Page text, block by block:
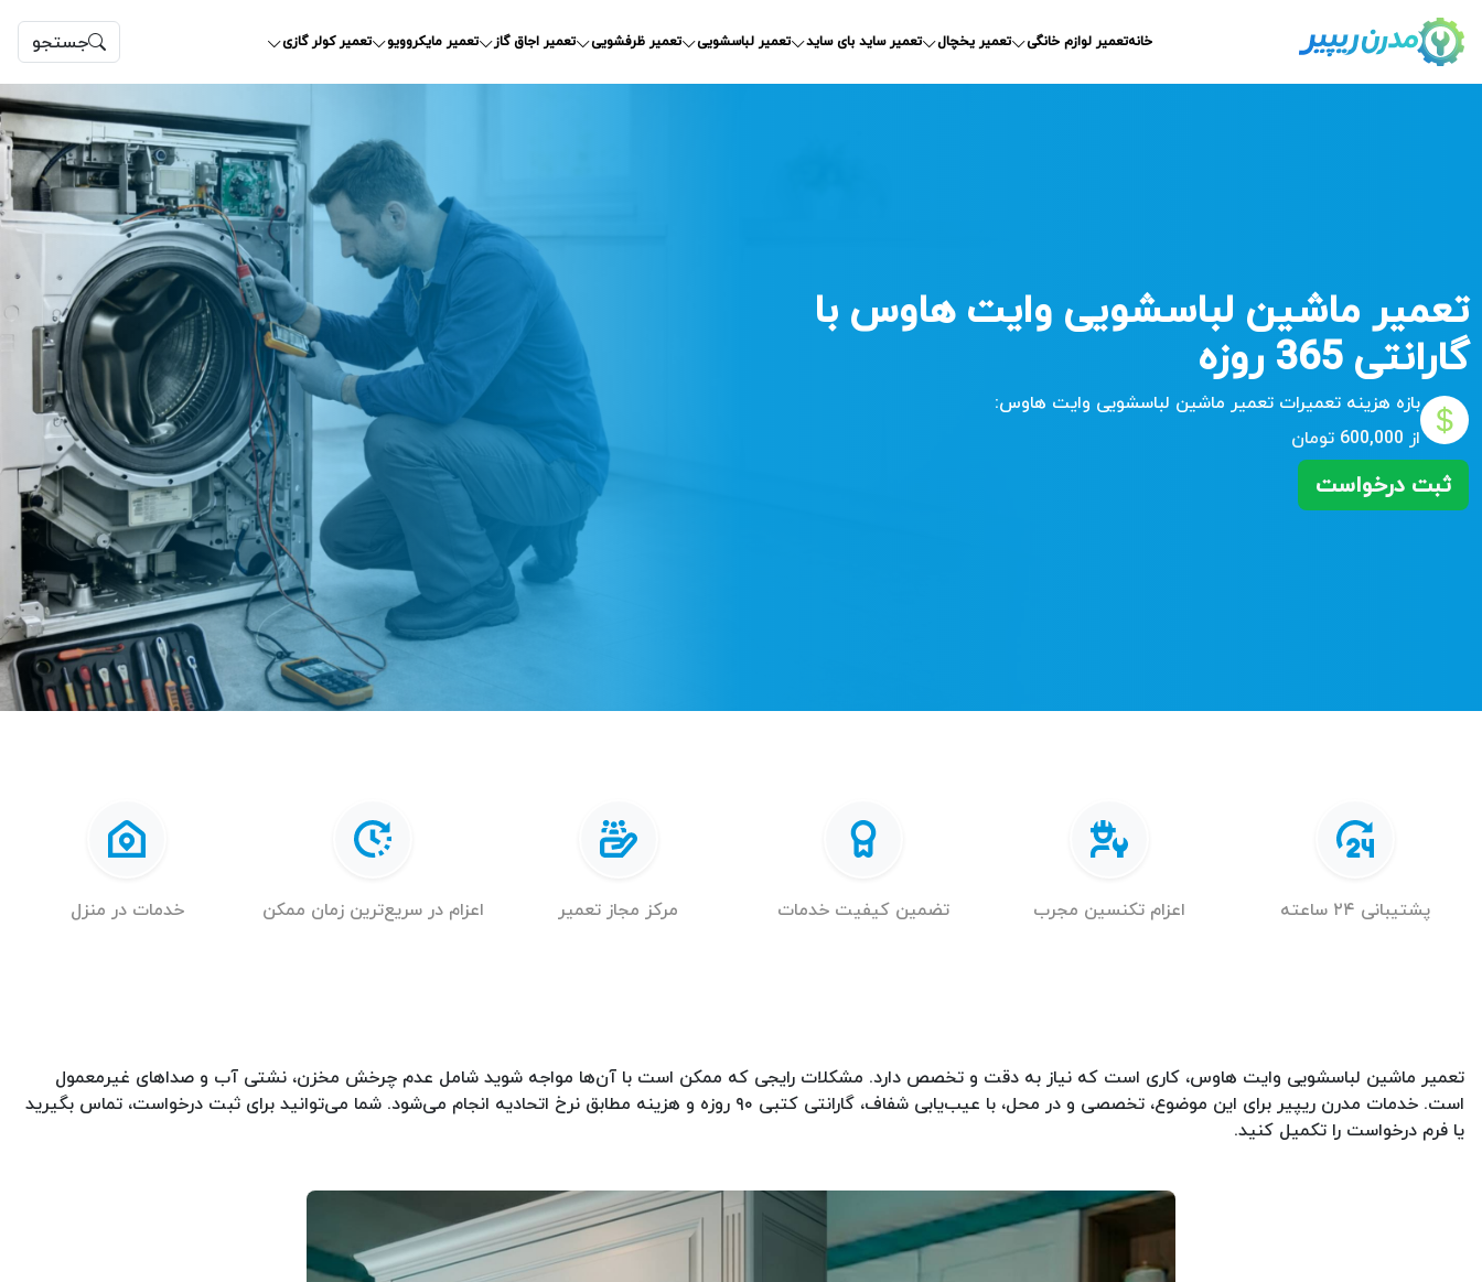
خانهتعمیر لوازم خانگی تعمیر یخچال تعمیر ساید بای ساید تعمیر لباسشویی تعمیر ظرفشویی تعمیر اجاق گاز تعمیر مایکروویو تعمیر کولر گازی جستجو
تعمیر ماشین لباسشویی وایت هاوس با
گارانتی 365 روزه
بازه هزینه تعمیرات تعمیر ماشین لباسشویی وایت هاوس:
از 600,000 تومان
ثبت درخواست
پشتیبانی ۲۴ ساعته اعزام تکنسین مجرب تضمین کیفیت خدمات مرکز مجاز تعمیر اعزام در سریع‌ترین زمان ممکن خدمات در منزل
تعمیر ماشین لباسشویی وایت هاوس، کاری است که نیاز به دقت و تخصص دارد. مشکلات رایجی که ممکن است با آن‌ها مواجه شوید شامل عدم چرخش مخزن، نشتی آب و صداهای غیرمعمول
است. خدمات مدرن ریپیر برای این موضوع، تخصصی و در محل، با عیب‌یابی شفاف، گارانتی کتبی ۹۰ روزه و هزینه مطابق نرخ اتحادیه انجام می‌شود. شما می‌توانید برای ثبت درخواست، تماس بگیرید
یا فرم درخواست را تکمیل کنید.